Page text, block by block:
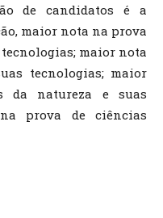
de candidatos é a
maior nota na prova
maior nota
tecnologias; maior
da natureza e suas
prova de ciências